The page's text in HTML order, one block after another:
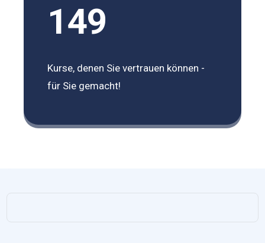
149
Kurse, denen Sie vertrauen können -
für Sie gemacht!